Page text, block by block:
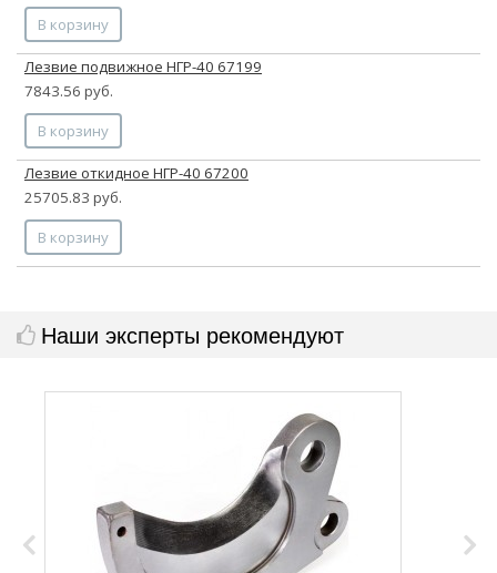
В корзину
Лезвие подвижное НГР-40 67199
7843.56 руб.
В корзину
Лезвие откидное НГР-40 67200
25705.83 руб.
В корзину
Наши эксперты рекомендуют